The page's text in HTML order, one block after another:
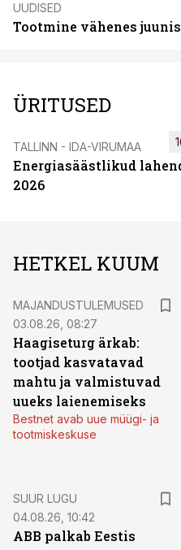
UUDISED
Tootmine vähenes
ÜRITUSED
TALLINN - IDA-VIRUMAA
Energiasäästlikud
2026
HETKEL KUUM
MAJANDUSTULEMUSED
03.08.26, 08:27
Haagiseturg ärkab:
tootjad kasvatavad
mahtu ja valmistuvad
uueks laienemiseks
Bestnet avab uue müügi- ja
tootmiskeskuse
SUUR LUGU
04.08.26, 10:42
ABB palkab Eestis